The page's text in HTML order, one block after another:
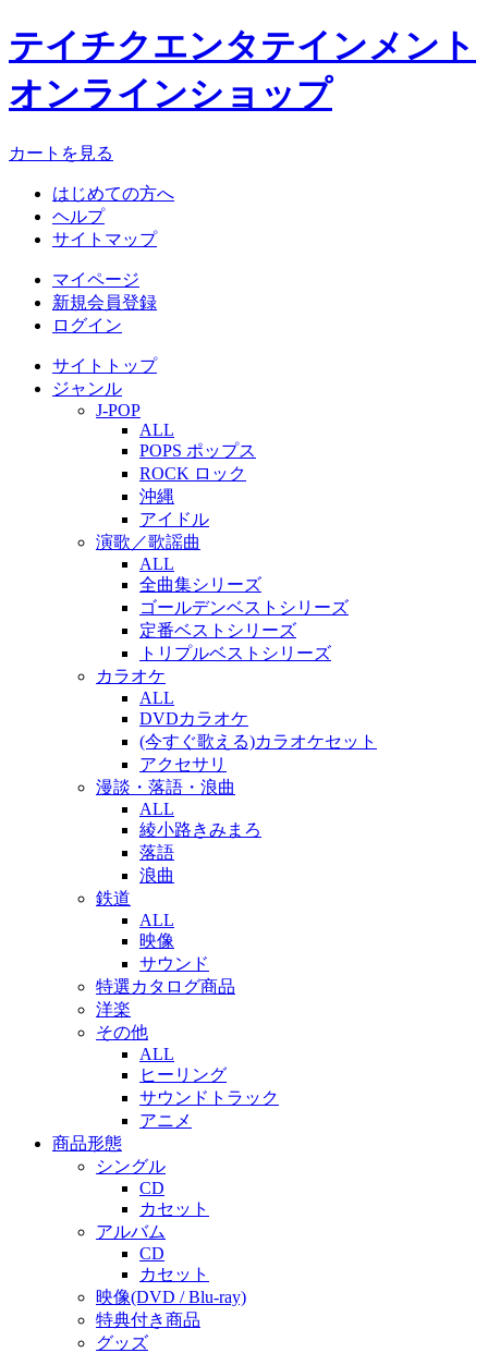
テイチクエンタテインメント
オンラインショップ
カートを見る
はじめての方へ
ヘルプ
サイトマップ
マイページ
新規会員登録
ログイン
サイトトップ
ジャンル
J-POP
ALL
POPS ポップス
ROCK ロック
沖縄
アイドル
演歌／歌謡曲
ALL
全曲集シリーズ
ゴールデンベストシリーズ
定番ベストシリーズ
トリプルベストシリーズ
カラオケ
ALL
DVDカラオケ
(今すぐ歌える)カラオケセット
アクセサリ
漫談・落語・浪曲
ALL
綾小路きみまろ
落語
浪曲
鉄道
ALL
映像
サウンド
特選カタログ商品
洋楽
その他
ALL
ヒーリング
サウンドトラック
アニメ
商品形態
シングル
CD
カセット
アルバム
CD
カセット
映像(DVD / Blu-ray)
特典付き商品
グッズ